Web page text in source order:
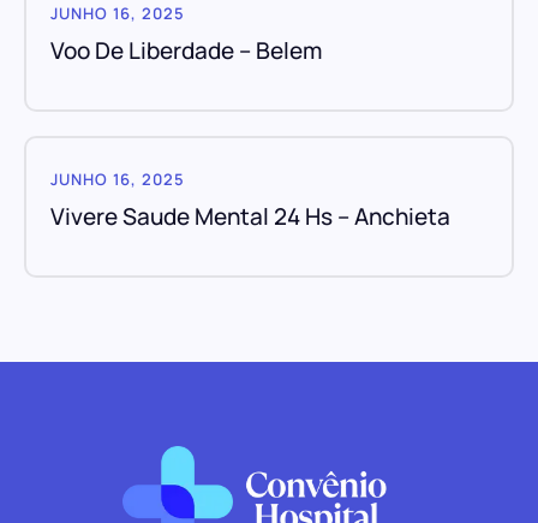
JUNHO 16, 2025
Voo De Liberdade – Belem
JUNHO 16, 2025
Vivere Saude Mental 24 Hs – Anchieta